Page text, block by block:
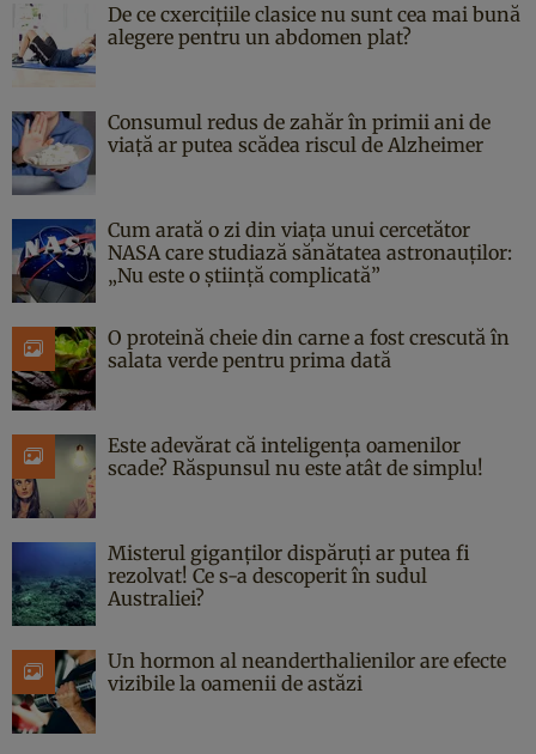
De ce cxercițiile clasice nu sunt cea mai bună
alegere pentru un abdomen plat?
Consumul redus de zahăr în primii ani de
viață ar putea scădea riscul de Alzheimer
Cum arată o zi din viața unui cercetător
NASA care studiază sănătatea astronauților:
„Nu este o știință complicată”
O proteină cheie din carne a fost crescută în
salata verde pentru prima dată
Este adevărat că inteligența oamenilor
scade? Răspunsul nu este atât de simplu!
Misterul giganților dispăruți ar putea fi
rezolvat! Ce s-a descoperit în sudul
Australiei?
Un hormon al neanderthalienilor are efecte
vizibile la oamenii de astăzi